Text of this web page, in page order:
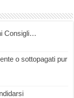
Consigli…
o sottopagati pur